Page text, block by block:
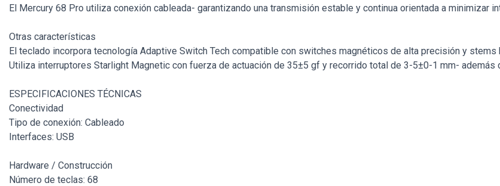
El Mercury 68 Pro utiliza conexión cableada- garantizando una transmisión estable y continua orientada a minimizar
Otras características
El teclado incorpora tecnología Adaptive Switch Tech compatible con switches magnéticos de alta precisión y stems
Utiliza interruptores Starlight Magnetic con fuerza de actuación de 35±5 gf y recorrido total de 3-5±0-1 mm-
ESPECIFICACIONES TÉCNICAS
Conectividad
Tipo de conexión: Cableado
Interfaces: USB
Hardware / Construcción
Número de teclas: 68